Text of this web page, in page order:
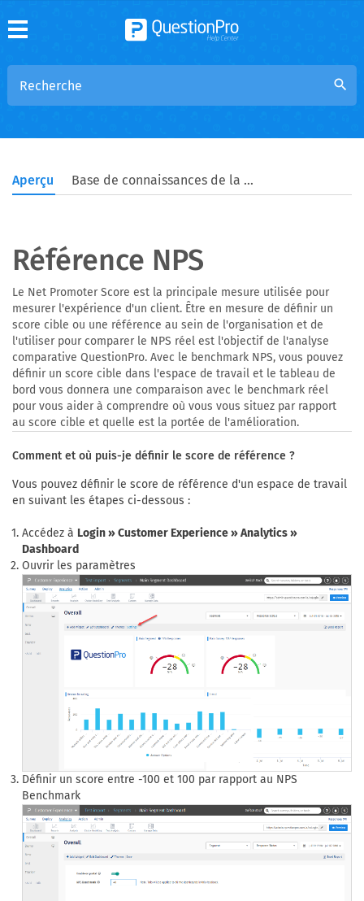
search
Aperçu Base de connaissances de la communauté
Référence NPS
Le Net Promoter Score est la principale mesure utilisée pour
mesurer l'expérience d'un client. Être en mesure de définir un
score cible ou une référence au sein de l'organisation et de
l'utiliser pour comparer le NPS réel est l'objectif de l'analyse
comparative QuestionPro. Avec le benchmark NPS, vous pouvez
définir un score cible dans l'espace de travail et le tableau de
bord vous donnera une comparaison avec le benchmark réel
pour vous aider à comprendre où vous vous situez par rapport
au score cible et quelle est la portée de l'amélioration.
Comment et où puis-je définir le score de référence ?
Vous pouvez définir le score de référence d'un espace de travail
en suivant les étapes ci-dessous :
Accédez à Login » Customer Experience » Analytics »
Dashboard
Ouvrir les paramètres
Définir un score entre -100 et 100 par rapport au NPS
Benchmark